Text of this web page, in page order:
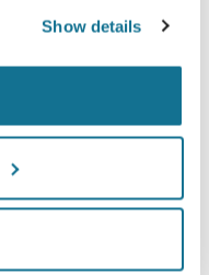
Show details
จ้าแรก และมีการใช้
และแนะนำให้มีการ
มพลาสติก